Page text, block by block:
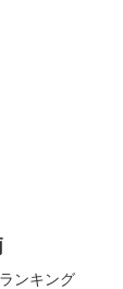
ンキング